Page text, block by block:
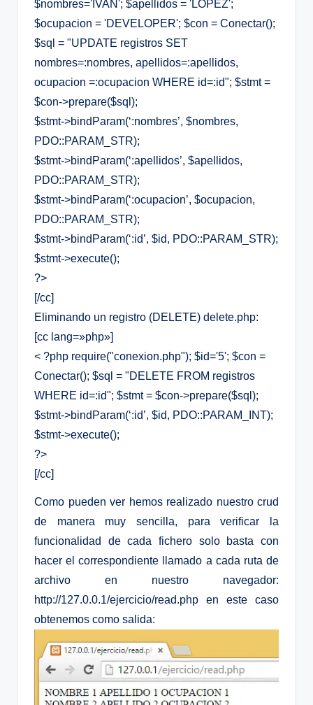
$nombres='IVAN'; $apellidos = 'LOPEZ';
$ocupacion = 'DEVELOPER'; $con = Conectar();
$sql = "UPDATE registros SET
nombres=:nombres, apellidos=:apellidos,
ocupacion =:ocupacion WHERE id=:id"; $stmt =
$con->prepare($sql);
$stmt->bindParam(‘:nombres’, $nombres,
PDO::PARAM_STR);
$stmt->bindParam(‘:apellidos’, $apellidos,
PDO::PARAM_STR);
$stmt->bindParam(‘:ocupacion’, $ocupacion,
PDO::PARAM_STR);
$stmt->bindParam(‘:id’, $id, PDO::PARAM_STR);
$stmt->execute();
?>
[/cc]
Eliminando un registro (DELETE) delete.php:
[cc lang=»php»]
< ?php require("conexion.php"); $id='5'; $con =
Conectar(); $sql = "DELETE FROM registros
WHERE id=:id"; $stmt = $con->prepare($sql);
$stmt->bindParam(‘:id’, $id, PDO::PARAM_INT);
$stmt->execute();
?>
[/cc]
Como pueden ver hemos realizado nuestro crud
de manera muy sencilla, para verificar la
funcionalidad de cada fichero solo basta con
hacer el correspondiente llamado a cada ruta de
archivo en nuestro navegador:
http://127.0.0.1/ejercicio/read.php en este caso
obtenemos como salida: